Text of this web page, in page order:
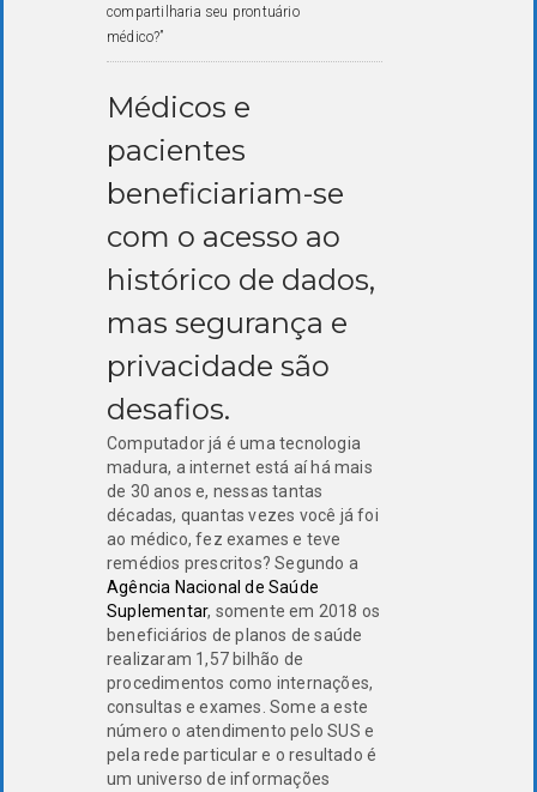
compartilharia seu prontuário
médico?”
Médicos e
pacientes
beneficiariam-se
com o acesso ao
histórico de dados,
mas segurança e
privacidade são
desafios.
Computador já é uma tecnologia
madura, a internet está aí há mais
de 30 anos e, nessas tantas
décadas, quantas vezes você já foi
ao médico, fez exames e teve
remédios prescritos? Segundo a
Agência Nacional de Saúde
Suplementar, somente em 2018 os
beneficiários de planos de saúde
realizaram 1,57 bilhão de
procedimentos como internações,
consultas e exames. Some a este
número o atendimento pelo SUS e
pela rede particular e o resultado é
um universo de informações